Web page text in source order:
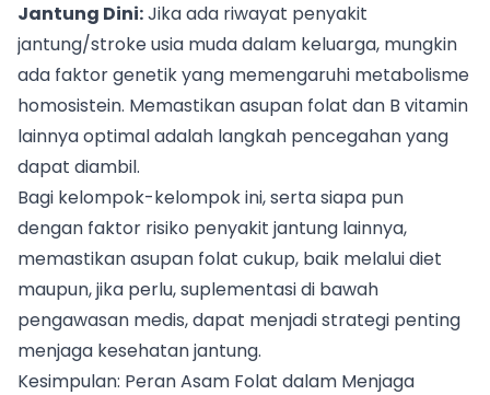
Jantung Dini:Jika ada riwayat penyakit
jantung/stroke usia muda dalam keluarga, mungkin
ada faktor genetik yang memengaruhi metabolisme
homosistein. Memastikan asupan folat dan B vitamin
lainnya optimal adalah langkah pencegahan yang
dapat diambil.
Bagi kelompok-kelompok ini, serta siapa pun
dengan faktor risiko penyakit jantung lainnya,
memastikan asupan folat cukup, baik melalui diet
maupun, jika perlu, suplementasi di bawah
pengawasan medis, dapat menjadi strategi penting
menjaga kesehatan jantung.
Kesimpulan: Peran Asam Folat dalam Menjaga